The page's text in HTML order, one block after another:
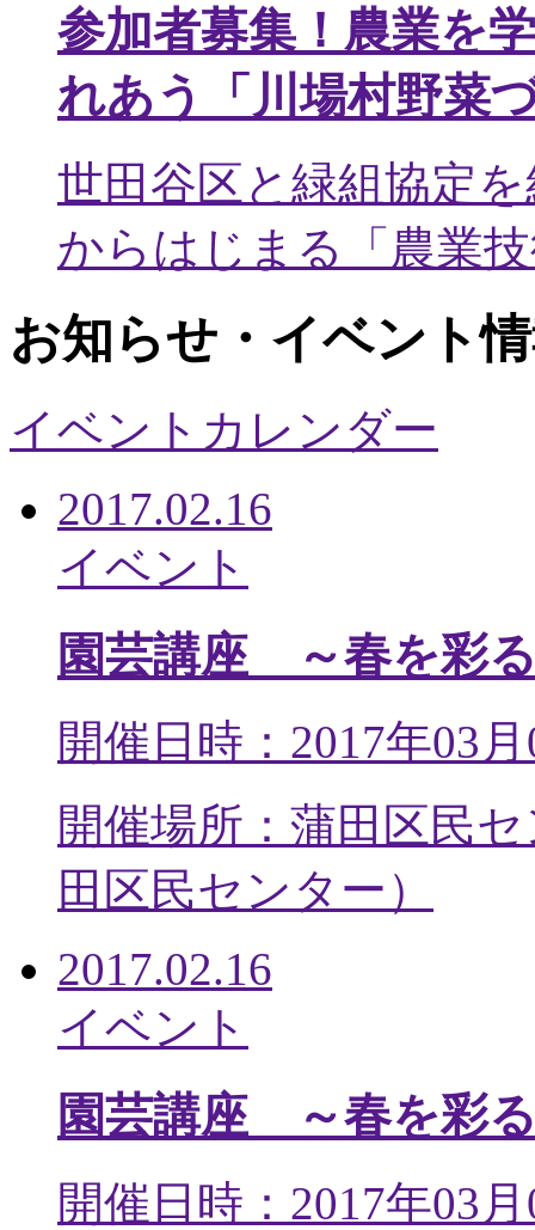
参加者募集！農業を
れあう「川場村野菜
世田谷区と緑組協定
からはじまる「農業
お知らせ・イベント
イベントカレンダー
2017.02.16
イベント
園芸講座 ～春を彩
開催日時：2017年03
開催場所：蒲田区民
田区民センター ）
2017.02.16
イベント
園芸講座 ～春を彩
開催日時：2017年03